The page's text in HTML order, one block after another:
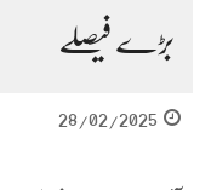
بڑے فیصلے
28/02/2025